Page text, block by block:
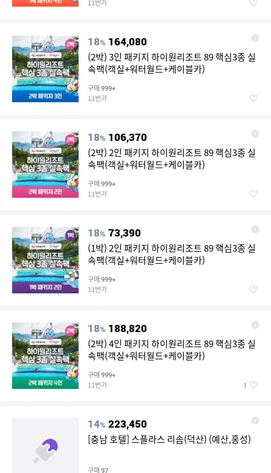
11번가
18% 164,080
(2박) 3인 패키지 하이원리조트 89 핵심3종 실
속팩(객실+워터월드+케이블카)
구매 999+
11번가
18% 106,370
(2박) 2인 패키지 하이원리조트 89 핵심3종 실
속팩(객실+워터월드+케이블카)
구매 999+
11번가
18% 73,390
(1박) 2인 패키지 하이원리조트 89 핵심3종 실
속팩(객실+워터월드+케이블카)
구매 999+
11번가
18% 188,820
(2박) 4인 패키지 하이원리조트 89 핵심3종 실
속팩(객실+워터월드+케이블카)
구매 999+
11번가 1
14% 223,450
[충남 호텔] 스플라스 리솜(덕산) (예산,홍성)
구매 97